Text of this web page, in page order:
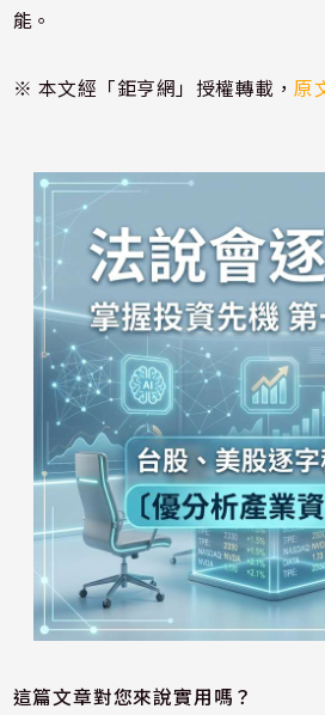
能。
※ 本文經「鉅亨網」授權轉載，原
這篇文章對您來說實用嗎？